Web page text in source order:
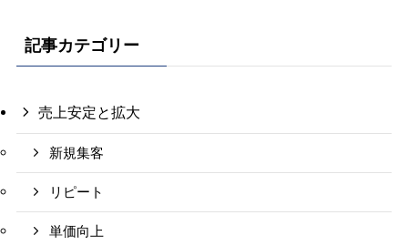
記事カテゴリー
売上安定と拡大
新規集客
リピート
単価向上